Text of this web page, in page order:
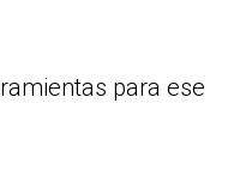
para ese